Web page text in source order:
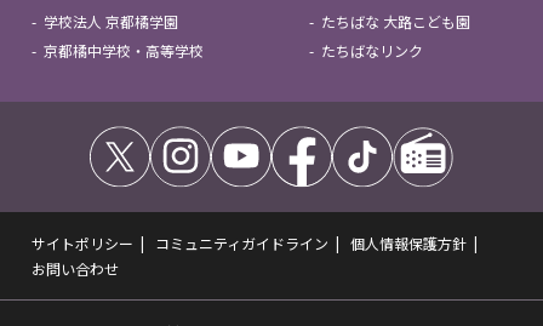
学校法人 京都橘学園
京都橘中学校・高等学校
たちばな 大路こども園
たちばなリンク
サイトポリシー コミュニティガイドライン
個人情報保護方針
お問い合わせ